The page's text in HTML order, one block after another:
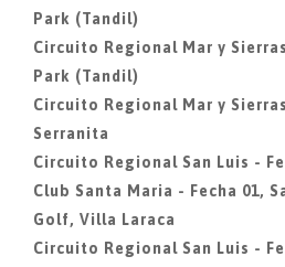
Park (Tandil)
Circuito Regional Mar y
Park (Tandil)
Circuito Regional Mar y
Serranita
Circuito Regional San Luis -
Club Santa Maria - Fecha 01,
Golf, Villa Laraca
Circuito Regional San Luis -